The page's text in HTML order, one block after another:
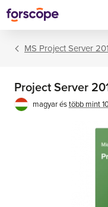
MS Project Server
Project Server
magyar éstöbb mint